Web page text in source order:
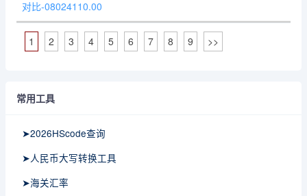
对比-08024110.00
1 2 3 4 5 6 7 8 9 >>
常用工具
➤2026HScode查询
➤人民币大写转换工具
➤海关汇率